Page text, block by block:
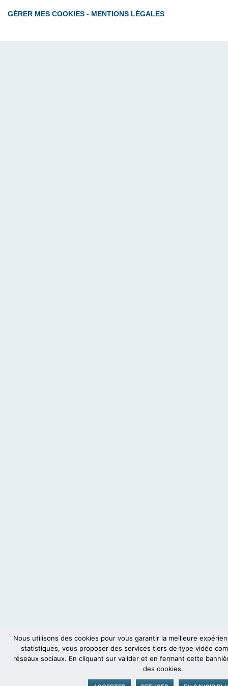
GÉRER MES COOKIES - MENTIONS LÉGALES
Nous utilisons des cookies pour vous garantir la meilleure
statistiques, vous proposer des services tiers de type vidéo
réseaux sociaux. En cliquant sur valider et en fermant cette
des cookies.